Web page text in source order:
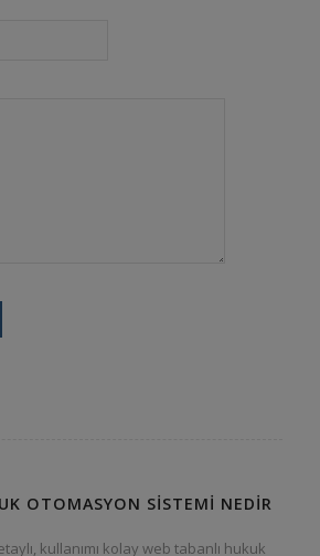
OTOMASYON SISTEMI NEDIR
kullanımı kolay web tabanlı hukuk